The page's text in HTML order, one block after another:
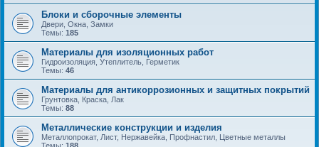
Блоки и сборочные элементы
Двери, Окна, Замки
Темы: 185
Материалы для изоляционных работ
Гидроизоляция, Утеплитель, Герметик
Темы: 46
Материалы для антикоррозионных и защитных покрытий
Грунтовка, Краска, Лак
Темы: 88
Металлические конструкции и изделия
Металлопрокат, Лист, Нержавейка, Профнастил, Цветные металлы